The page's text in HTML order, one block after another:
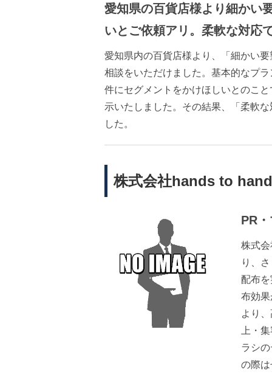
愛知県の百貨店様より細かい
いとご依頼アリ。柔軟な対応
愛知県内の百貨店様より、「細かい
相談をいただけました。基本的なプ
件にセグメントをかけほしいとのこ
示いたしました。その結果、「柔軟
した。
株式会社hands to
PR
株式
り、
配布
布効
より
上・
ラシ
の際